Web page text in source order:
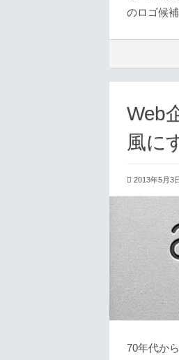
のロゴ候
Web
風に
2013年5月3
70年代か